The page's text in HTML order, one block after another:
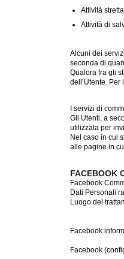
Attività
Attività di
Alcuni dei
seconda di
Qualora fra gli
dell’Utente.
I servizi di
Gli Utenti, a
utilizzata per
Nel caso in cui
alle pagine in
FACEBOOK
Facebook
Dati Personali
Luogo del
Facebook
Facebook